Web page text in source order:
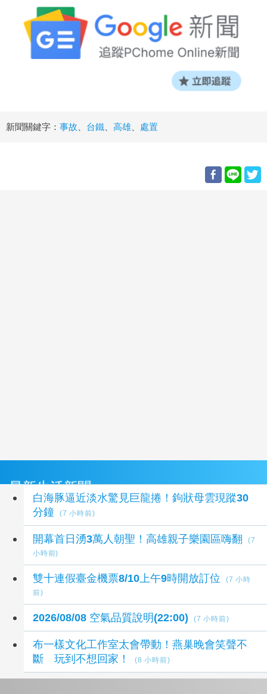
新聞關鍵字： 事故 台鐵 高雄 處置
最新生活新聞
白海豚逼近淡水驚見巨龍捲！鉤狀母雲現蹤30
分鐘
(7 小時前)
開幕首日湧3萬人朝聖！高雄親子樂園區嗨翻
(7
小時前)
雙十連假臺金機票8/10上午9時開放訂位
(7 小時
前)
2026/08/08 空氣品質說明(22:00) (7 小時前)
布一樣文化工作室太會帶動！燕巢晚會笑聲不
斷 玩到不想回家！
(8 小時前)